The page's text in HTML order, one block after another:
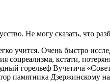
Не могу сказать, что
учится. Очень быстро
кстати,
го­рельеф Вучетича
памятника Дзержинскому